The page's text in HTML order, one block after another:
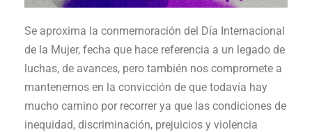
Se aproxima la conmemoración del Día Internacional
de la Mujer, fecha que hace referencia a un legado de
luchas, de avances, pero también nos compromete a
mantenernos en la convicción de que todavía hay
mucho camino por recorrer ya que las condiciones de
inequidad, discriminación, prejuicios y violencia